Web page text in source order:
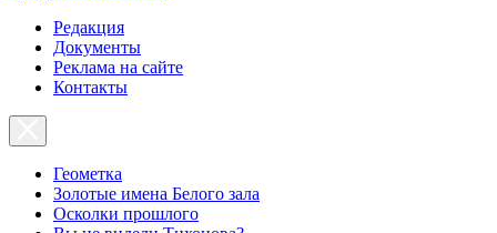
Редакция
Документы
Реклама на сайте
Контакты
Геометка
Золотые имена Белого зала
Осколки прошлого